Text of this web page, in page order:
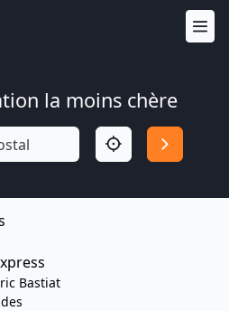
la moins chère
Bastiat